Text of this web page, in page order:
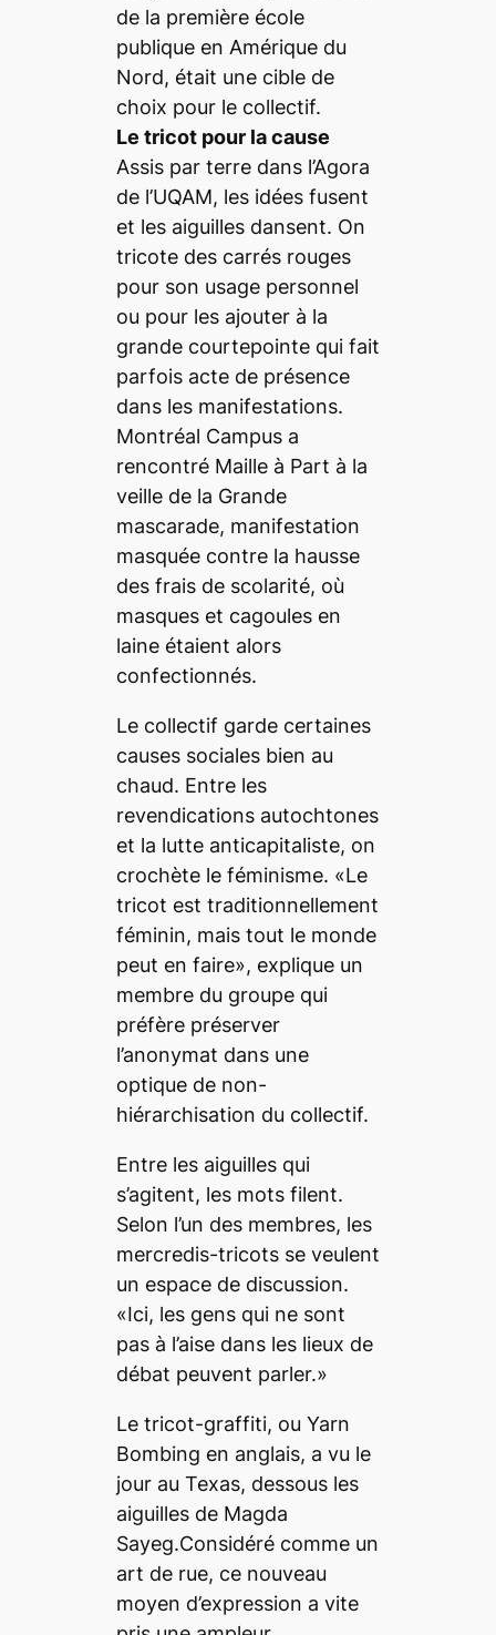
de la première école
publique en Amérique du
Nord, était une cible de
choix pour le collectif.
Le tricot pour la cause
Assis par terre dans l’Agora
de l’UQAM, les idées fusent
et les aiguilles dansent. On
tricote des carrés rouges
pour son usage personnel
ou pour les ajouter à la
grande courtepointe qui fait
parfois acte de présence
dans les manifestations.
Montréal Campusa
rencontré Maille à Part à la
veille de la Grande
mascarade, manifestation
masquée contre la hausse
des frais de scolarité, où
masques et cagoules en
laine étaient alors
confectionnés.
Le collectif garde certaines
causes sociales bien au
chaud. Entre les
revendications autochtones
et la lutte anticapitaliste, on
crochète le féminisme. «Le
tricot est traditionnellement
féminin, mais tout le monde
peut en faire», explique un
membre du groupe qui
préfère préserver
l’anonymat dans une
optique de non-
hiérarchisation du collectif.
Entre les aiguilles qui
s’agitent, les mots filent.
Selon l’un des membres, les
mercredis-tricots se veulent
un espace de discussion.
«Ici, les gens qui ne sont
pas à l’aise dans les lieux de
débat peuvent parler.»
Le tricot-graffiti, ou Yarn
Bombing en anglais, a vu le
jour au Texas, dessous les
aiguilles de Magda
Sayeg.Considéré comme un
art de rue, ce nouveau
moyen d’expression a vite